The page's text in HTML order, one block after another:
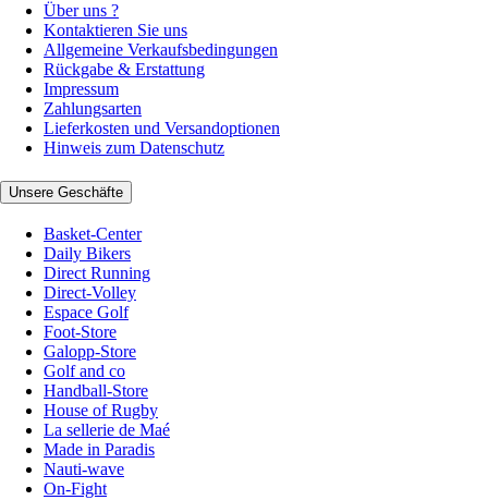
Über uns ?
Kontaktieren Sie uns
Allgemeine Verkaufsbedingungen
Rückgabe & Erstattung
Impressum
Zahlungsarten
Lieferkosten und Versandoptionen
Hinweis zum Datenschutz
Unsere Geschäfte
Basket-Center
Daily Bikers
Direct Running
Direct-Volley
Espace Golf
Foot-Store
Galopp-Store
Golf and co
Handball-Store
House of Rugby
La sellerie de Maé
Made in Paradis
Nauti-wave
On-Fight